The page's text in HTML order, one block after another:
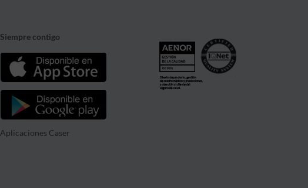
Siempre contigo
Aplicaciones Caser